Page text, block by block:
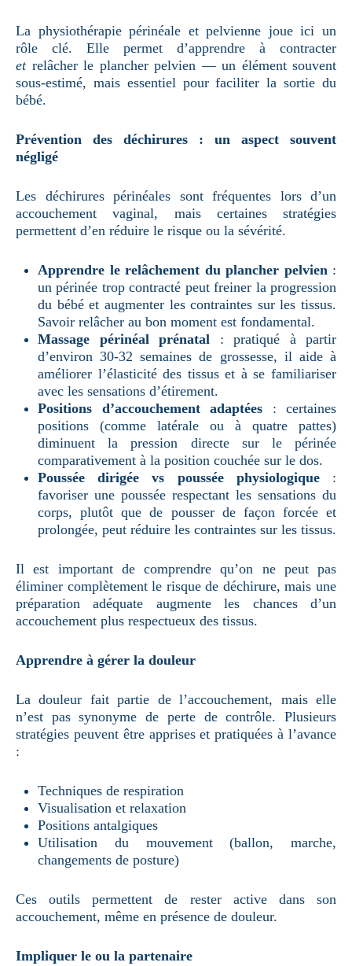
La physiothérapie périnéale et pelvienne joue ici un
rôle clé. Elle permet d’apprendre à contracter
etrelâcher le plancher pelvien — un élément souvent
sous-estimé, mais essentiel pour faciliter la sortie du
bébé.
Prévention des déchirures : un aspect souvent
négligé
Les déchirures périnéales sont fréquentes lors d’un
accouchement vaginal, mais certaines stratégies
permettent d’en réduire le risque ou la sévérité.
Apprendre le relâchement du plancher pelvien :
un périnée trop contracté peut freiner la progression
du bébé et augmenter les contraintes sur les tissus.
Savoir relâcher au bon moment est fondamental.
Massage périnéal prénatal : pratiqué à partir
d’environ 30-32 semaines de grossesse, il aide à
améliorer l’élasticité des tissus et à se familiariser
avec les sensations d’étirement.
Positions d’accouchement adaptées : certaines
positions (comme latérale ou à quatre pattes)
diminuent la pression directe sur le périnée
comparativement à la position couchée sur le dos.
Poussée dirigée vs poussée physiologique:
favoriser une poussée respectant les sensations du
corps, plutôt que de pousser de façon forcée et
prolongée, peut réduire les contraintes sur les tissus.
Il est important de comprendre qu’on ne peut pas
éliminer complètement le risque de déchirure, mais une
préparation adéquate augmente les chances d’un
accouchement plus respectueux des tissus.
Apprendre à gérer la douleur
La douleur fait partie de l’accouchement, mais elle
n’est pas synonyme de perte de contrôle. Plusieurs
stratégies peuvent être apprises et pratiquées à l’avance
:
Techniques de respiration
Visualisation et relaxation
Positions antalgiques
Utilisation du mouvement (ballon, marche,
changements de posture)
Ces outils permettent de rester active dans son
accouchement, même en présence de douleur.
Impliquer le ou la partenaire